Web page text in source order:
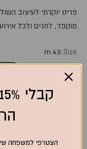
פריט יוקרתי לעיצוב
מוקפד, לחגים ולכל
Size:
4.5 m
round-2-3m
הצטרפי למשפחה